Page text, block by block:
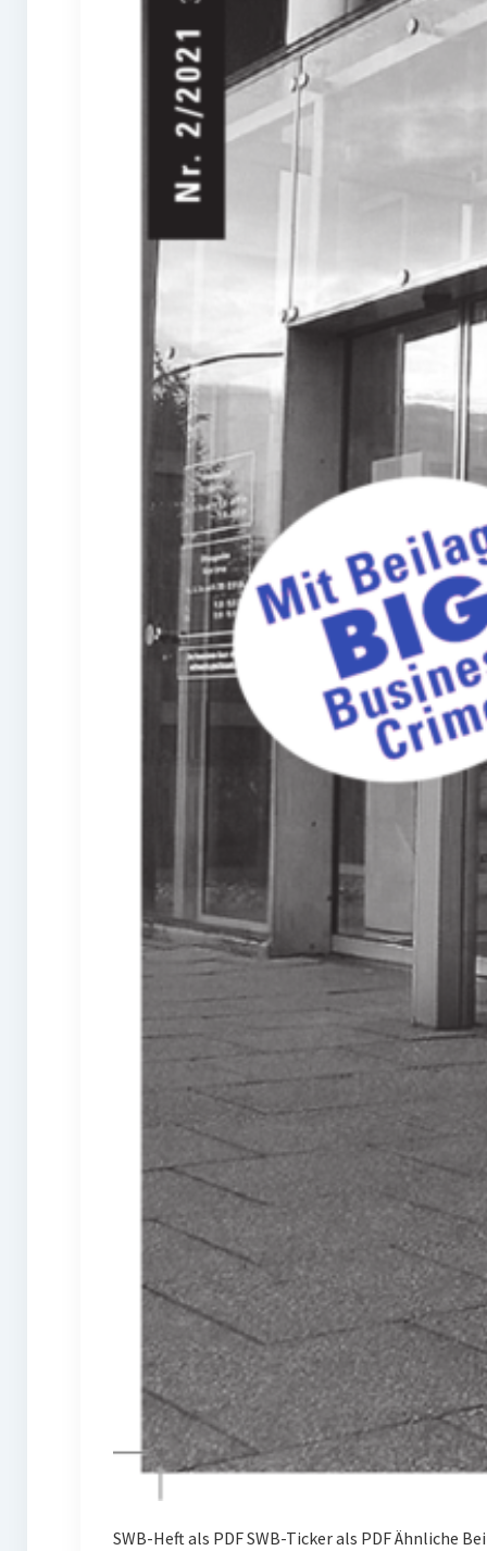
SWB-Heft als PDF SWB-Ticker als PDF Ähnliche